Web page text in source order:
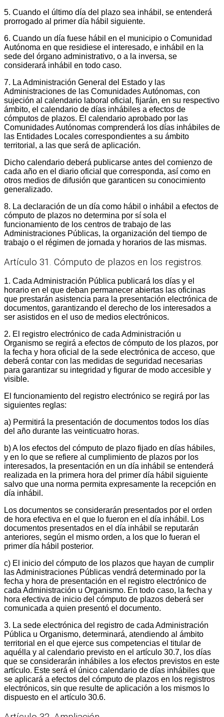
5. Cuando el último día del plazo sea inhábil, se entenderá
prorrogado al primer día hábil siguiente.
6. Cuando un día fuese hábil en el municipio o Comunidad
Autónoma en que residiese el interesado, e inhábil en la
sede del órgano administrativo, o a la inversa, se
considerará inhábil en todo caso.
7. La Administración General del Estado y las
Administraciones de las Comunidades Autónomas, con
sujeción al calendario laboral oficial, fijarán, en su respectivo
ámbito, el calendario de días inhábiles a efectos de
cómputos de plazos. El calendario aprobado por las
Comunidades Autónomas comprenderá los días inhábiles de
las Entidades Locales correspondientes a su ámbito
territorial, a las que será de aplicación.
Dicho calendario deberá publicarse antes del comienzo de
cada año en el diario oficial que corresponda, así como en
otros medios de difusión que garanticen su conocimiento
generalizado.
8. La declaración de un día como hábil o inhábil a efectos de
cómputo de plazos no determina por sí sola el
funcionamiento de los centros de trabajo de las
Administraciones Públicas, la organización del tiempo de
trabajo o el régimen de jornada y horarios de las mismas.
Artículo 31. Cómputo de plazos en los registros.
1. Cada Administración Pública publicará los días y el
horario en el que deban permanecer abiertas las oficinas
que prestarán asistencia para la presentación electrónica de
documentos, garantizando el derecho de los interesados a
ser asistidos en el uso de medios electrónicos.
2. El registro electrónico de cada Administración u
Organismo se regirá a efectos de cómputo de los plazos, por
la fecha y hora oficial de la sede electrónica de acceso, que
deberá contar con las medidas de seguridad necesarias
para garantizar su integridad y figurar de modo accesible y
visible.
El funcionamiento del registro electrónico se regirá por las
siguientes reglas:
a) Permitirá la presentación de documentos todos los días
del año durante las veinticuatro horas.
b) A los efectos del cómputo de plazo fijado en días hábiles,
y en lo que se refiere al cumplimiento de plazos por los
interesados, la presentación en un día inhábil se entenderá
realizada en la primera hora del primer día hábil siguiente
salvo que una norma permita expresamente la recepción en
día inhábil.
Los documentos se considerarán presentados por el orden
de hora efectiva en el que lo fueron en el día inhábil. Los
documentos presentados en el día inhábil se reputarán
anteriores, según el mismo orden, a los que lo fueran el
primer día hábil posterior.
c) El inicio del cómputo de los plazos que hayan de cumplir
las Administraciones Públicas vendrá determinado por la
fecha y hora de presentación en el registro electrónico de
cada Administración u Organismo. En todo caso, la fecha y
hora efectiva de inicio del cómputo de plazos deberá ser
comunicada a quien presentó el documento.
3. La sede electrónica del registro de cada Administración
Pública u Organismo, determinará, atendiendo al ámbito
territorial en el que ejerce sus competencias el titular de
aquélla y al calendario previsto en el artículo 30.7, los días
que se considerarán inhábiles a los efectos previstos en este
artículo. Este será el único calendario de días inhábiles que
se aplicará a efectos del cómputo de plazos en los registros
electrónicos, sin que resulte de aplicación a los mismos lo
dispuesto en el artículo 30.6.